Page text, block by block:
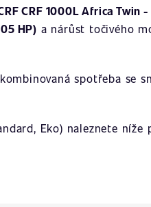
CRF 1000L Africa Twin -
HP) a nárůst točivého
spotřeba se
Eko) naleznete níže